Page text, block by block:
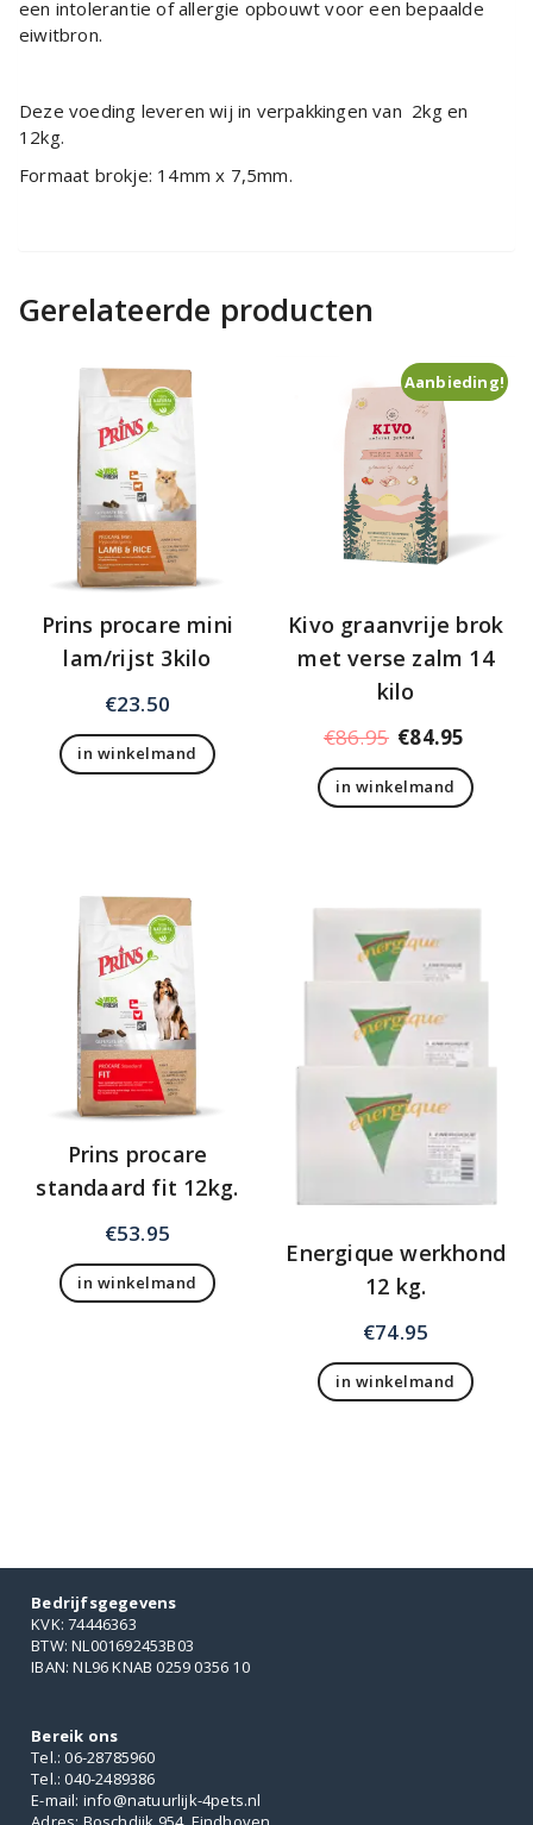
een intolerantie of allergie opbouwt voor een bepaalde
eiwitbron.
Deze voeding leveren wij in verpakkingen van 2kg en
12kg.
Formaat brokje: 14mm x 7,5mm.
Gerelateerde producten
Prins procare mini
lam/rijst 3kilo
€23.50
in winkelmand
Aanbieding!
Kivo graanvrije brok
met verse zalm 14
kilo
€86.95
prijs
was:
€84.95
is:
in winkelmand
Prins procare
standaard fit 12kg.
€53.95
in winkelmand
Energique werkhond
12 kg.
€74.95
in winkelmand
Bedrijfsgegevens
KVK: 74446363
BTW: NL001692453B03
IBAN: NL96 KNAB 0259 0356 10
Bereik ons
Tel.: 06-28785960
Tel.: 040-2489386
E-mail: info@natuurlijk-4pets.nl